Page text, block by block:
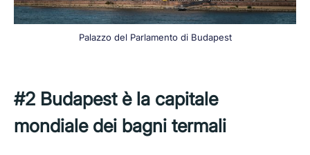
Palazzo del Parlamento di Budapest
#2 Budapest è la capitale
mondiale dei bagni termali